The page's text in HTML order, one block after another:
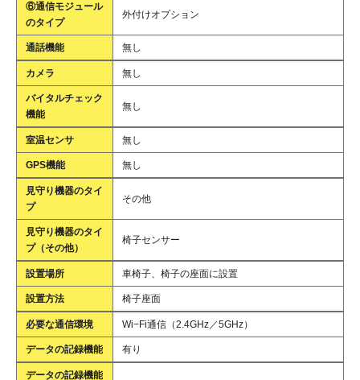
⑥通信モジュール
のタイプ
外付けオプション
通話機能 無し
カメラ 無し
バイタルチェック
機能
無し
室温センサ 無し
GPS機能 無し
見守り機器のタイ
プ
その他
見守り機器のタイ
プ（その他）
椅子センサー
設置場所 車椅子、椅子の座面に設置
設置方法 椅子座面
必要な通信環境 Wi−Fi通信（2.4GHz／5GHz）
データの記録機能 有り
データの記録機能